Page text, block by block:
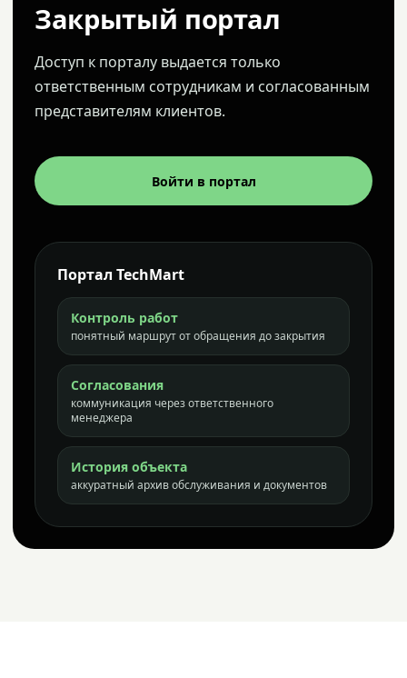
Закрытый портал
Доступ к порталу выдается только
ответственным сотрудникам и согласованным
представителям клиентов.
Войти в портал
Портал TechMart
Контроль работ
понятный маршрут от обращения до закрытия
Согласования
коммуникация через ответственного
менеджера
История объекта
аккуратный архив обслуживания и документов